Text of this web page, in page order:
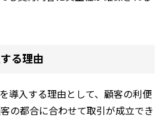
る理由
導入する理由として、顧客の利便
の都合に合わせて取引が成立でき